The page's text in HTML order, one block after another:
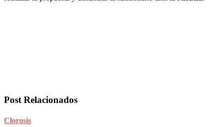
Post Relacionados
Clorosis